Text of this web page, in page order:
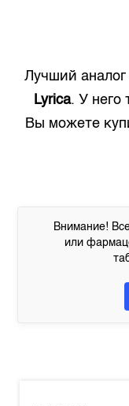
Лучший аналог
Lyrica. У него
Вы можете
Внимание!
или